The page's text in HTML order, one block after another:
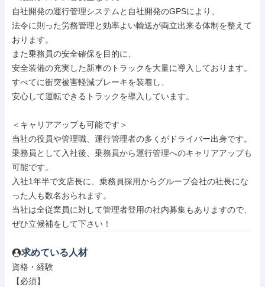
自社開発の運行管理システムと自社開発のGPSにより、
法令に則った労務管理と効率よい輸送が両立出来る体制を整えて
おります。
また乗務員の安全確保を目的に、
安全装備の充実した新車のトラックを大量に導入しております。
すべてに衝突被害軽減ブレーキを装着し、
安心して運転できるトラックを導入しています。
＜キャリアアップも可能です＞
当社の役員や管理職、運行管理者の多くがドライバー出身です。
乗務員として入社後、乗務員から運行管理へのキャリアアップも
可能です。
入社1年半で支店長に、乗務員採用からグループ会社の社長にな
った人も数名おられます。
当社は全従業員に対して管理者登用の社内募集もありますので、
ぜひ立候補をして下さい！
求めている人材
資格・経験
【必須】